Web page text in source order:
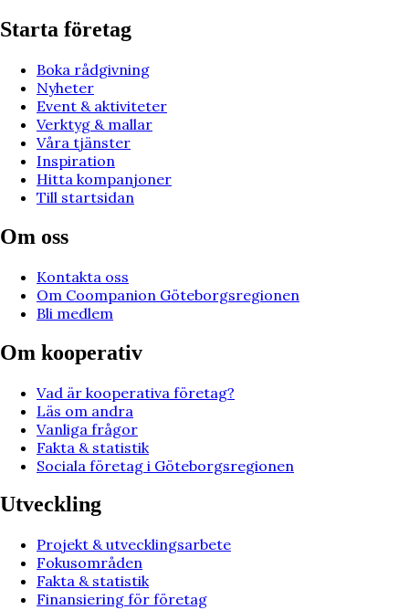
Starta företag
Boka rådgivning
Nyheter
Event & aktiviteter
Verktyg & mallar
Våra tjänster
Inspiration
Hitta kompanjoner
Till startsidan
Om oss
Kontakta oss
Om Coompanion Göteborgsregionen
Bli medlem
Om kooperativ
Vad är kooperativa företag?
Läs om andra
Vanliga frågor
Fakta & statistik
Sociala företag i Göteborgsregionen
Utveckling
Projekt & utvecklingsarbete
Fokusområden
Fakta & statistik
Finansiering för företag